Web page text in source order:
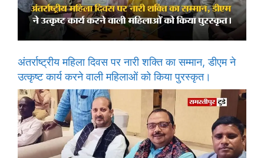
अंतर्राष्ट्रीय महिला दिवस पर नारी शक्ति का सम्मान, डीएम ने
उत्कृष्ट कार्य करने वाली महिलाओं को किया पुरस्कृत।